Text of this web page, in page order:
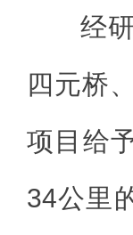
经
四元桥
项目给
34公里